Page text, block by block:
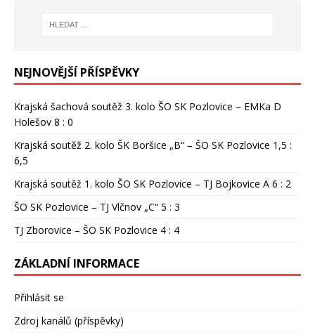
NEJNOVĚJŠÍ PŘÍSPĚVKY
Krajská šachová soutěž 3. kolo ŠO SK Pozlovice – EMKa D
Holešov 8 : 0
Krajská soutěž 2. kolo ŠK Boršice „B“ – ŠO SK Pozlovice 1,5 :
6,5
Krajská soutěž 1. kolo ŠO SK Pozlovice – TJ Bojkovice A 6 : 2
ŠO SK Pozlovice – TJ Vlčnov „C“ 5 : 3
TJ Zborovice – ŠO SK Pozlovice 4 : 4
ZÁKLADNÍ INFORMACE
Přihlásit se
Zdroj kanálů (příspěvky)